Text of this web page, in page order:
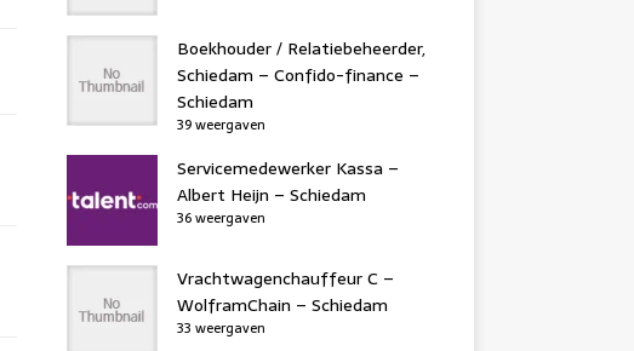
Boekhouder / Relatiebeheerder,
Schiedam – Confido-finance –
Schiedam
39 weergaven
Servicemedewerker Kassa –
Albert Heijn – Schiedam
36 weergaven
Vrachtwagenchauffeur C –
WolframChain – Schiedam
33 weergaven